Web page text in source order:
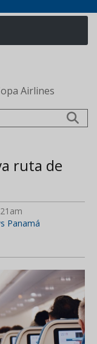
Airlines
ruta de
Panamá